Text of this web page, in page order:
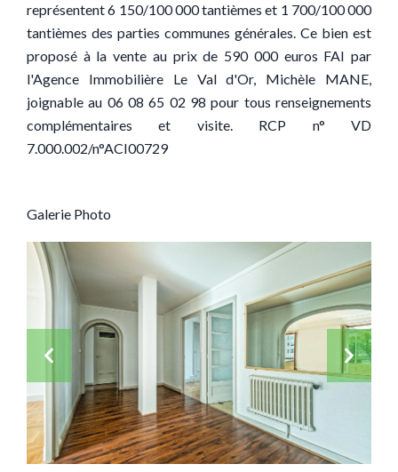
représentent 6 150/100 000 tantièmes et 1 700/100 000
tantièmes des parties communes générales. Ce bien est
proposé à la vente au prix de 590 000 euros FAI par
l'Agence Immobilière Le Val d'Or, Michèle MANE,
joignable au 06 08 65 02 98 pour tous renseignements
complémentaires et visite. RCP n° VD
7.000.002/n°ACI00729
Galerie Photo